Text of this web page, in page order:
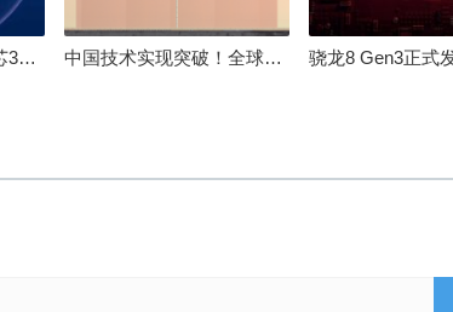
100%自研处理器！龙芯3A6000评测：与10代酷睿互有胜负 中国技术实现突破！全球最先进的3D NAND存储芯片被发现